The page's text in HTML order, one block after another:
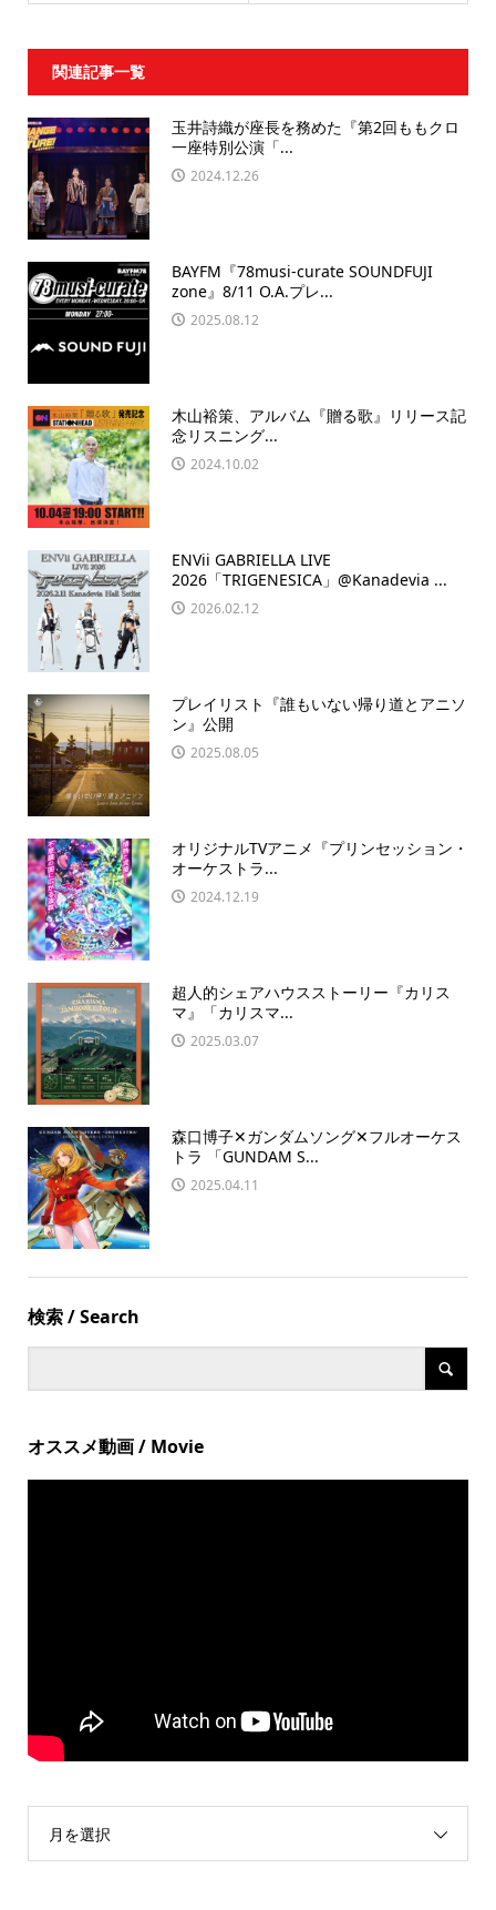
関連記事一覧
玉井詩織が座長を務めた『第2回ももクロ
一座特別公演「...
2024.12.26
BAYFM『78musi-curate SOUNDFUJI
zone』8/11 O.A.プレ...
2025.08.12
木山裕策、アルバム『贈る歌』リリース記
念リスニング...
2024.10.02
ENVii GABRIELLA LIVE
2026「TRIGENESICA」@Kanadevia ...
2026.02.12
プレイリスト『誰もいない帰り道とアニソ
ン』公開
2025.08.05
オリジナルTVアニメ『プリンセッション・
オーケストラ...
2024.12.19
超人的シェアハウスストーリー『カリス
マ』「カリスマ...
2025.03.07
森口博子✕ガンダムソング✕フルオーケス
トラ 「GUNDAM S...
2025.04.11
検索 / Search
オススメ動画 / Movie
月を選択